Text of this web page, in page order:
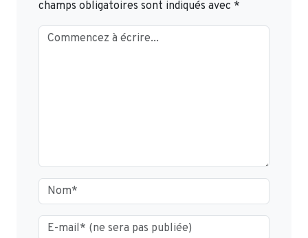
champs obligatoires sont indiqués avec *